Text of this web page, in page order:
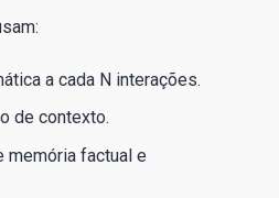
a cada N interações.
de contexto.
memória factual e